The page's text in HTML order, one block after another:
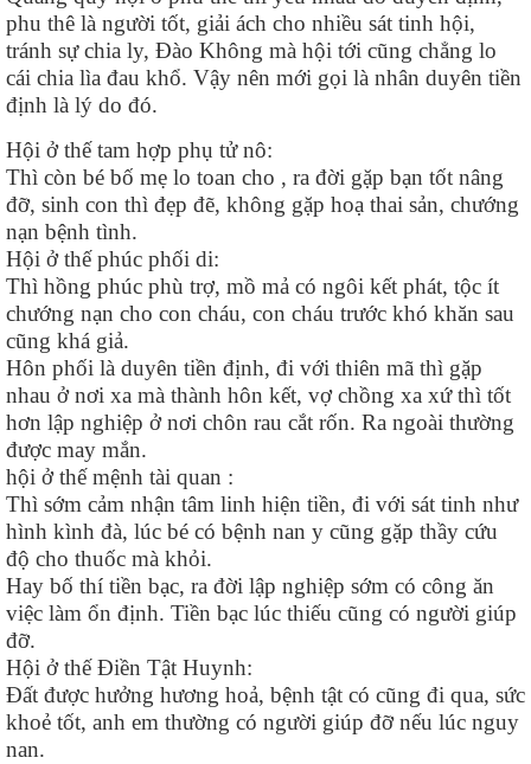
phu thê là người tốt, giải ách cho nhiều sát tinh hội,
tránh sự chia ly, Đào Không mà hội tới cũng chẳng lo
cái chia lìa đau khổ. Vậy nên mới gọi là nhân duyên tiền
định là lý do đó.
Hội ở thế tam hợp phụ tử nô:
Thì còn bé bố mẹ lo toan cho , ra đời gặp bạn tốt nâng
đỡ, sinh con thì đẹp đẽ, không gặp hoạ thai sản, chướng
nạn bệnh tình.
Hội ở thế phúc phối di:
Thì hồng phúc phù trợ, mồ mả có ngôi kết phát, tộc ít
chướng nạn cho con cháu, con cháu trước khó khăn sau
cũng khá giả.
Hôn phối là duyên tiền định, đi với thiên mã thì gặp
nhau ở nơi xa mà thành hôn kết, vợ chồng xa xứ thì tốt
hơn lập nghiệp ở nơi chôn rau cắt rốn. Ra ngoài thường
được may mắn.
hội ở thế mệnh tài quan :
Thì sớm cảm nhận tâm linh hiện tiền, đi với sát tinh như
hình kình đà, lúc bé có bệnh nan y cũng gặp thầy cứu
độ cho thuốc mà khỏi.
Hay bố thí tiền bạc, ra đời lập nghiệp sớm có công ăn
việc làm ổn định. Tiền bạc lúc thiếu cũng có người giúp
đỡ.
Hội ở thế Điền Tật Huynh:
Đất được hưởng hương hoả, bệnh tật có cũng đi qua, sức
khoẻ tốt, anh em thường có người giúp đỡ nếu lúc nguy
nan.